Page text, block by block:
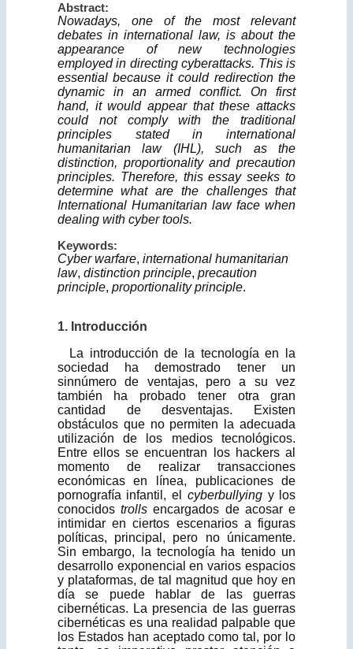
Abstract:
Nowadays, one of the most relevant
debates in international law, is about the
appearance of new technologies
employed in directing cyberattacks. This is
essential because it could redirection the
dynamic in an armed conflict. On first
hand, it would appear that these attacks
could not comply with the traditional
principles stated in international
humanitarian law (IHL), such as the
distinction, propor­tionality and precaution
principles. Therefore, this essay seeks to
determine what are the challenges that
International Humanitarian law face when
dealing with cyber tools.
Keywords:
Cyber warfare, international humanitarian
law, distinction principle, precaution
principle, proportionality principle.
1. Introducción
La introducción de la tecnología en la
sociedad ha demostrado tener un
sinnúmero de ventajas, pero a su vez
también ha probado tener otra gran
cantidad de desventajas. Existen
obstáculos que no permiten la adecuada
utilización de los medios tecnológicos.
Entre ellos se encuentran los hackers al
momento de realizar transacciones
económicas en línea, publicaciones de
pornografía infantil, el cyberbullyingy los
conocidostrolls encargados de acosar e
intimidar en ciertos escenarios a figuras
políticas, principal, pero no únicamente.
Sin embargo, la tecnología ha tenido un
desarrollo exponencial en varios espacios
y plataformas, de tal magnitud que hoy en
día se puede hablar de las guerras
cibernéticas. La presencia de las guerras
cibernéticas es una realidad palpable que
los Estados han aceptado como tal, por lo